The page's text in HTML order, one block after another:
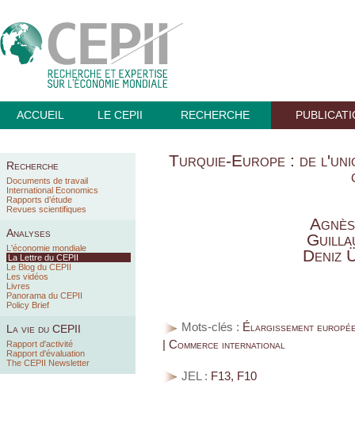
ACCUEIL LE CEPII RECHERCHE
Recherche
Documents de travail
International Economics
Rapports d’étude
Revues scientifiques
Analyses
L'économie mondiale
La Lettre du CEPII
Le Blog du CEPII
Les vidéos
Livres
Panorama du CEPII
Policy Brief
La vie du CEPII
Rapport d'activité
Rapport d'évaluation
The CEPII Newsletter
Turquie-Europe : de
Deniz
Mots-clés : Élargissement
| Commerce international
JEL : F13, F10